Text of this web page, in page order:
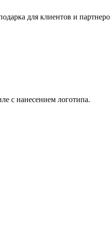
для клиентов и
с нанесением логотипа.